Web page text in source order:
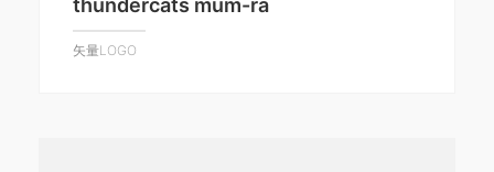
thundercats mum-ra
矢量LOGO